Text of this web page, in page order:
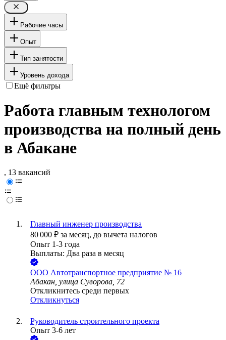
Рабочие часы
Опыт
Тип занятости
Уровень дохода
Ещё фильтры
Работа главным технологом
производства на полный день
в Абакане
, 13 вакансий
Главный инженер производства
80 000 ₽ за месяц, до вычета налогов
Опыт 1-3 года
Выплаты: Два раза в месяц
ООО Автотранспортное предприятие № 16
Абакан, улица Суворова, 72
Откликнитесь среди первых
Откликнуться
Руководитель строительного проекта
Опыт 3-6 лет